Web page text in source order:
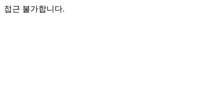
접근 불가합니다.